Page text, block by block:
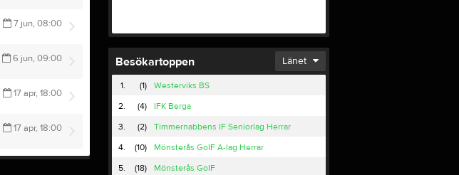
7 jun, 08:00
6 jun, 09:00
17 apr, 18:00
17 apr, 18:00
Besökartoppen Länet
1. (1)
Westerviks BS
2.
(4)
IFK Berga
3.
(2)
Timmernabbens IF Seniorlag Herrar
4.
(10)
Mönsterås GoIF A-lag Herrar
5.
(18) Mönsterås GoIF